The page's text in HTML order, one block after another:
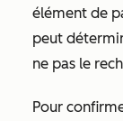
élément de
peut
ne pas le
Pour